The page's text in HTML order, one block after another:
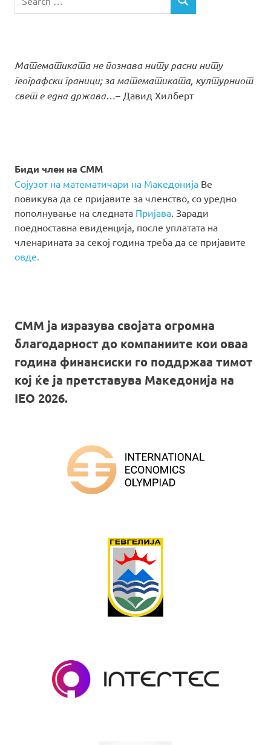
for:
SEARCH
Математиката не познава ниту расни ниту
географски граници; за математиката, културниот
свет е една држава…– Давид Хилберт
Биди член на СММ
Сојузот на математичари на Македонија Ве
повикува да се пријавите за членство, со уредно
пополнување на следната Пријава . Заради
поедноставна евиденција, после уплатата на
членарината за секој година треба да се пријавите
овде.
СММ ја изразува својата огромна
благодарност до компаниите кои оваа
година финансиски го поддржаа тимот
кој ќе ја претставува Македонија на
IEO 2026.